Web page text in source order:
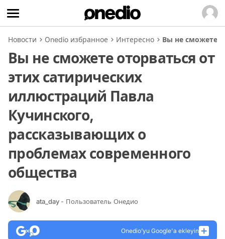
Новости Onedio избранное Интересно Вы не сможете
Вы не сможете оторваться от
этих сатирических
иллюстраций Павла
Кучинского,
рассказывающих о
проблемах современного
общества
ata_day - Пользователь Онедио
Onedio’yu Google'a ekleyin